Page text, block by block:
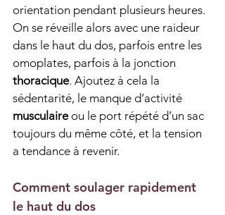
orientation pendant plusieurs heures.
On se réveille alors avec une raideur
dans le haut du dos, parfois entre les
omoplates, parfois à la jonction
thoracique. Ajoutez à cela la
sédentarité, le manque d’activité
musculaire ou le port répété d’un sac
toujours du même côté, et la tension
a tendance à revenir.
Comment soulager rapidement
le haut du dos